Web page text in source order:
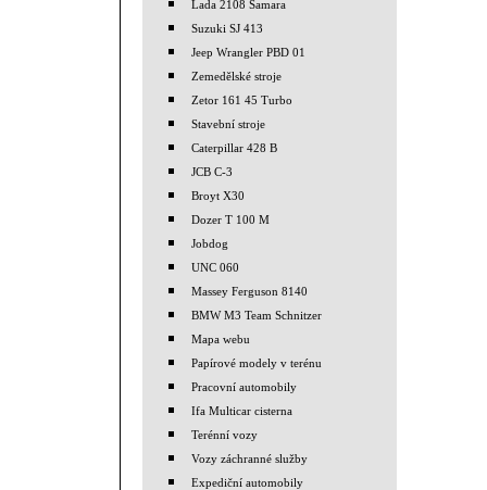
Lada 2108 Samara
Suzuki SJ 413
Jeep Wrangler PBD 01
Zemedělské stroje
Zetor 161 45 Turbo
Stavební stroje
Caterpillar 428 B
JCB C-3
Broyt X30
Dozer T 100 M
Jobdog
UNC 060
Massey Ferguson 8140
BMW M3 Team Schnitzer
Mapa webu
Papírové modely v terénu
Pracovní automobily
Ifa Multicar cisterna
Terénní vozy
Vozy záchranné služby
Expediční automobily